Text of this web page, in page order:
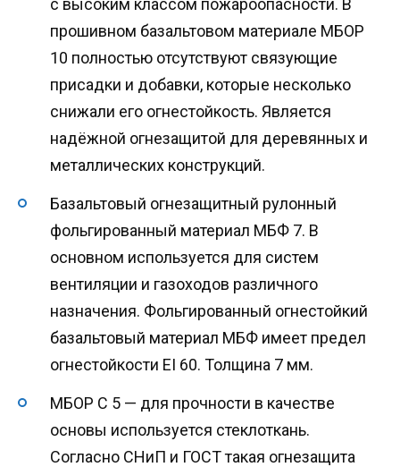
с высоким классом пожароопасности. В
прошивном базальтовом материале МБОР
10 полностью отсутствуют связующие
присадки и добавки, которые несколько
снижали его огнестойкость. Является
надёжной огнезащитой для деревянных и
металлических конструкций.
Базальтовый огнезащитный рулонный
фольгированный материал МБФ 7. В
основном используется для систем
вентиляции и газоходов различного
назначения. Фольгированный огнестойкий
базальтовый материал МБФ имеет предел
огнестойкости EI 60. Толщина 7 мм.
МБОР С 5 — для прочности в качестве
основы используется стеклоткань.
Согласно СНиП и ГОСТ такая огнезащита